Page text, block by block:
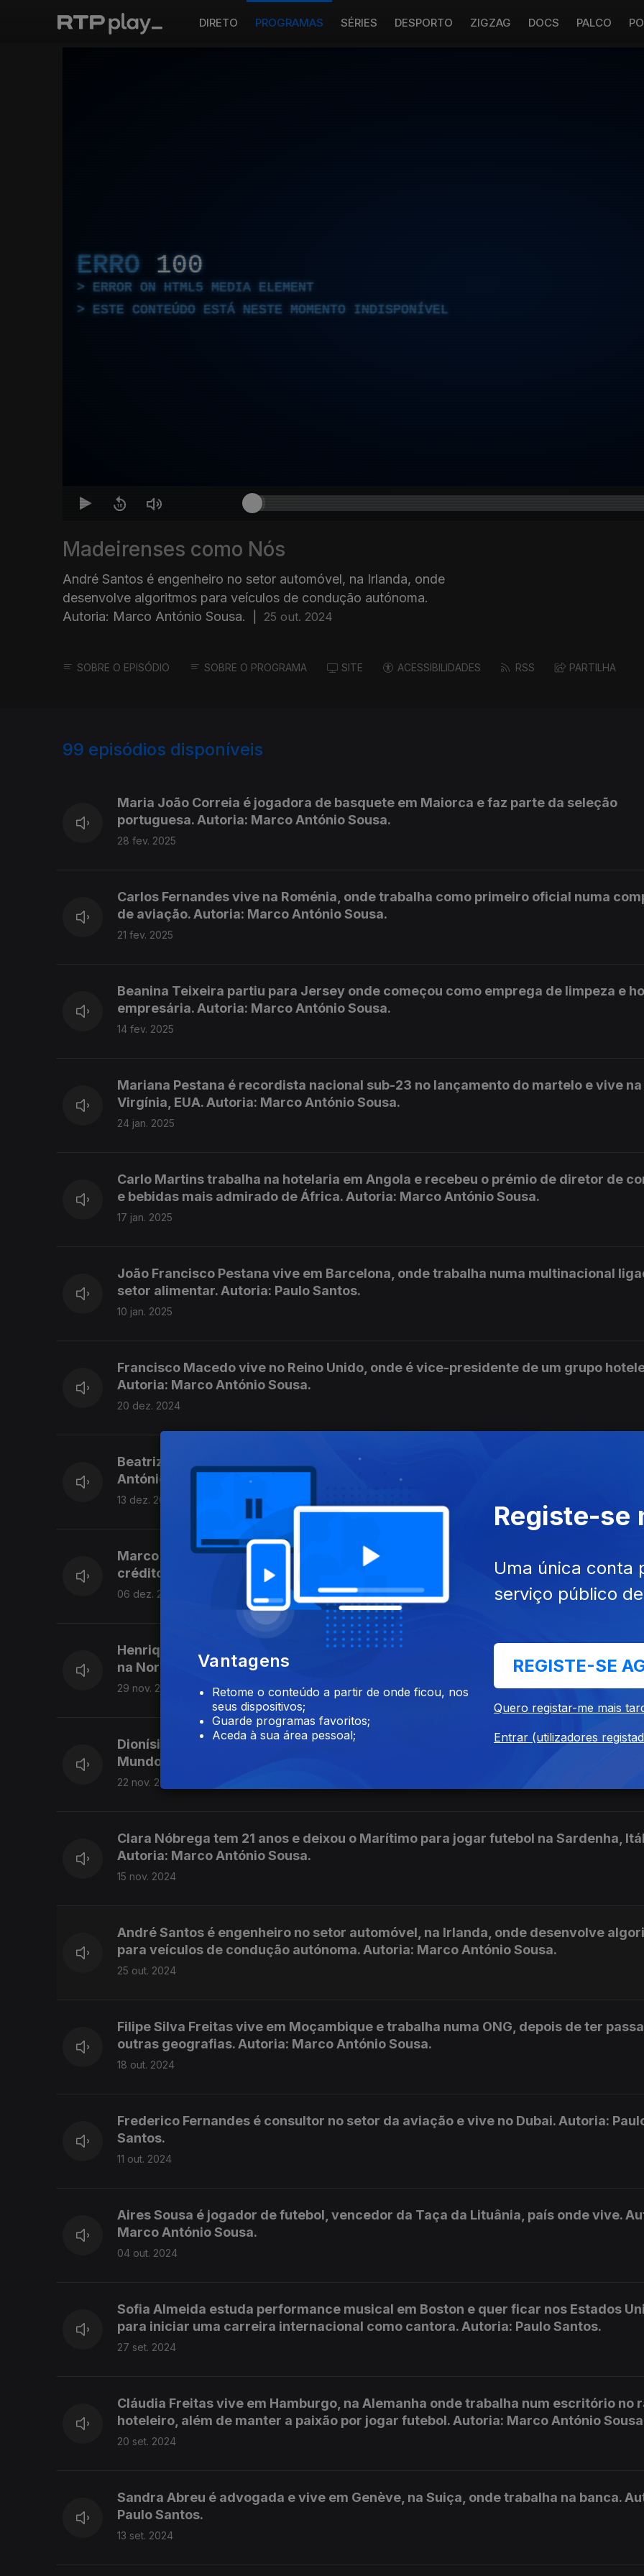
DIRETO PROGRAMAS SÉRIES DESPORTO ZIGZAG DOCS PALCO
ERRO 100
ERROR ON HTML5 MEDIA ELEMENT
ESTE CONTEÚDO ESTÁ NESTE MOMENTO INDISPONÍVEL
Madeirenses como Nós
André Santos é engenheiro no setor automóvel, na Irlanda, onde
desenvolve algoritmos para veículos de condução autónoma.
Autoria: Marco António Sousa.
25 out. 2024
SOBRE O EPISÓDIO SOBRE O PROGRAMA SITE ACESSIBILIDADES RSS PARTILHA
99 episódios disponíveis
Maria João Correia é jogadora de basquete em Maiorca e faz parte da seleção
portuguesa. Autoria: Marco António Sousa.
28 fev. 2025
Carlos Fernandes vive na Roménia, onde trabalha como primeiro oficial numa
de aviação. Autoria: Marco António Sousa.
21 fev. 2025
Beanina Teixeira partiu para Jersey onde começou como emprega de limpeza e
empresária. Autoria: Marco António Sousa.
14 fev. 2025
Mariana Pestana é recordista nacional sub-23 no lançamento do martelo e vive na
Virgínia, EUA. Autoria: Marco António Sousa.
24 jan. 2025
Carlo Martins trabalha na hotelaria em Angola e recebeu o prémio de diretor de
e bebidas mais admirado de África. Autoria: Marco António Sousa.
17 jan. 2025
João Francisco Pestana vive em Barcelona, onde trabalha numa multinacional
setor alimentar. Autoria: Paulo Santos.
10 jan. 2025
Francisco Macedo vive no Reino Unido, onde é vice-presidente de um grupo
Autoria: Marco António Sousa.
20 dez. 2024
Beatriz Sousa é internacional portuguesa de Andebol, a viver em França. Autoria:
António Sousa.
13 dez. 2024
Marco Santos, vive em Madrid onde trabalha como responsável pela aprovação de
crédito na banca. Autoria: Marco António Sousa.
06 dez. 2024
Henrique Melim é gestor de projetos na área da engenharia mecânica, a viver em
na Noruega. Autoria: Marco António Sousa.
29 nov. 2024
Dionísio Andrade mudou-se para Bruxelas, depois de ter estado noutros pontos do
Mundo. Trabalha na Comissão Europeia. Autoria: Paulo Santos.
22 nov. 2024
Clara Nóbrega tem 21 anos e deixou o Marítimo para jogar futebol na Sardenha,
Autoria: Marco António Sousa.
15 nov. 2024
André Santos é engenheiro no setor automóvel, na Irlanda, onde desenvolve
para veículos de condução autónoma. Autoria: Marco António Sousa.
25 out. 2024
Filipe Silva Freitas vive em Moçambique e trabalha numa ONG, depois de ter
outras geografias. Autoria: Marco António Sousa.
18 out. 2024
Frederico Fernandes é consultor no setor da aviação e vive no Dubai. Autoria:
Santos.
11 out. 2024
Aires Sousa é jogador de futebol, vencedor da Taça da Lituânia, país onde vive.
Marco António Sousa.
04 out. 2024
Sofia Almeida estuda performance musical em Boston e quer ficar nos Estados
para iniciar uma carreira internacional como cantora. Autoria: Paulo Santos.
27 set. 2024
Cláudia Freitas vive em Hamburgo, na Alemanha onde trabalha num escritório no
hoteleiro, além de manter a paixão por jogar futebol. Autoria: Marco António
20 set. 2024
Sandra Abreu é advogada e vive em Genève, na Suiça, onde trabalha na banca.
Paulo Santos.
13 set. 2024
Vantagens
Retome o conteúdo a partir de onde ficou, nos
seus dispositivos;
Guarde programas favoritos;
Aceda à sua área pessoal;
Registe-se
Uma única conta
serviço público
REGISTE-SE
Quero registar-me mais
Entrar (utilizadores